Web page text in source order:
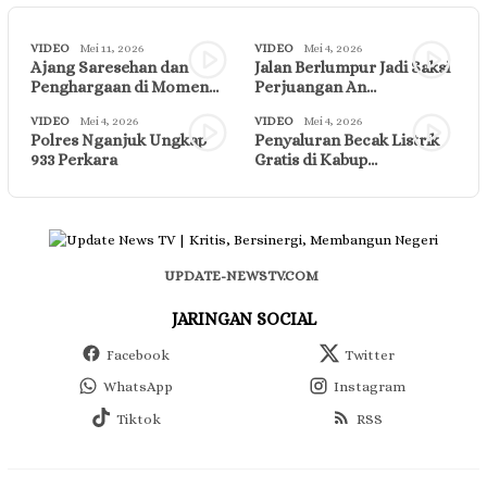
VIDEO Mei 11, 2026
Ajang Saresehan dan
Penghargaan di Momen…
VIDEO Mei 4, 2026
Jalan Berlumpur Jadi Saksi
Perjuangan An…
VIDEO Mei 4, 2026
Polres Nganjuk Ungkap
933 Perkara
VIDEO Mei 4, 2026
Penyaluran Becak Listrik
Gratis di Kabup…
UPDATE-NEWSTV.COM
JARINGAN SOCIAL
Facebook
Twitter
WhatsApp
Instagram
Tiktok
RSS